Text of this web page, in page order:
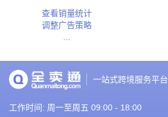
查看销量统计
调整广告策略
一站式跨境服务平台
工作时间: 周一至周五 09:00 - 18:00